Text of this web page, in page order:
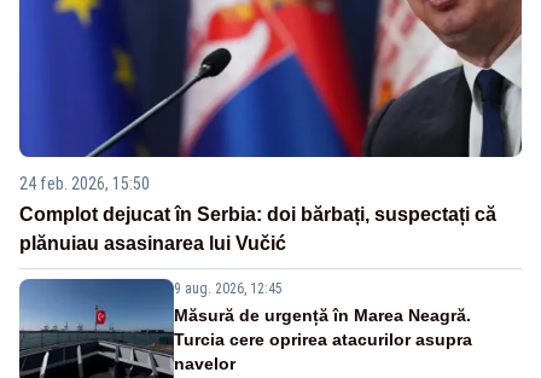
24 feb. 2026, 15:50
Complot dejucat în Serbia: doi bărbați, suspectați că
plănuiau asasinarea lui Vučić
9 aug. 2026, 12:45
Măsură de urgență în Marea Neagră.
Turcia cere oprirea atacurilor asupra
navelor